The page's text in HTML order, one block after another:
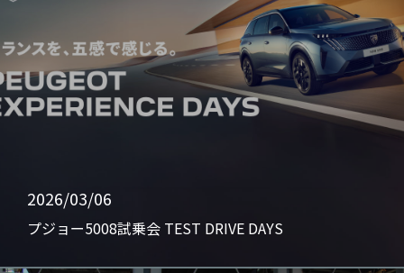
2026/03/06
プジョー5008試乗会 TEST DRIVE DAYS